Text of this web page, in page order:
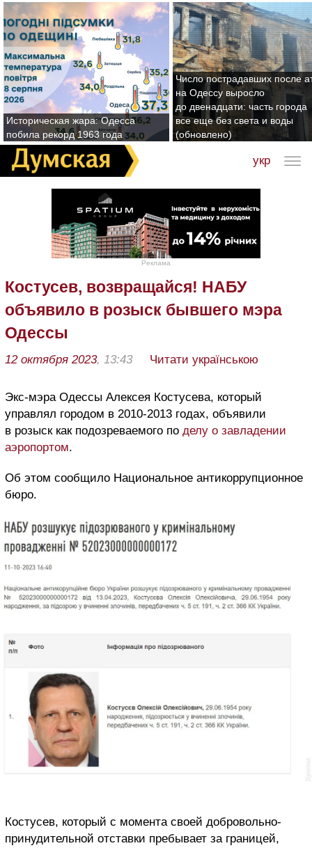
Историческая жара: Одесса
побила рекорд 1963 года
Число пострадавших после
на Одессу выросло
до двенадцати: часть города
все еще без света и воды
(обновлено)
укр
Реклама
Костусев, возвращайся! НАБУ
объявило в розыск бывшего мэра
Одессы
12 октября 2023, 13:43 Читати українською
Экс-мэра Одессы Алексея Костусева, который
управлял городом в 2010-2013 годах, объявили
в розыск как подозреваемого по делу о завладении
аэропортом.
Об этом сообщило Национальное антикоррупционное
бюро.
Костусев, который с момента своей добровольно-
принудительной отставки пребывает за границей,